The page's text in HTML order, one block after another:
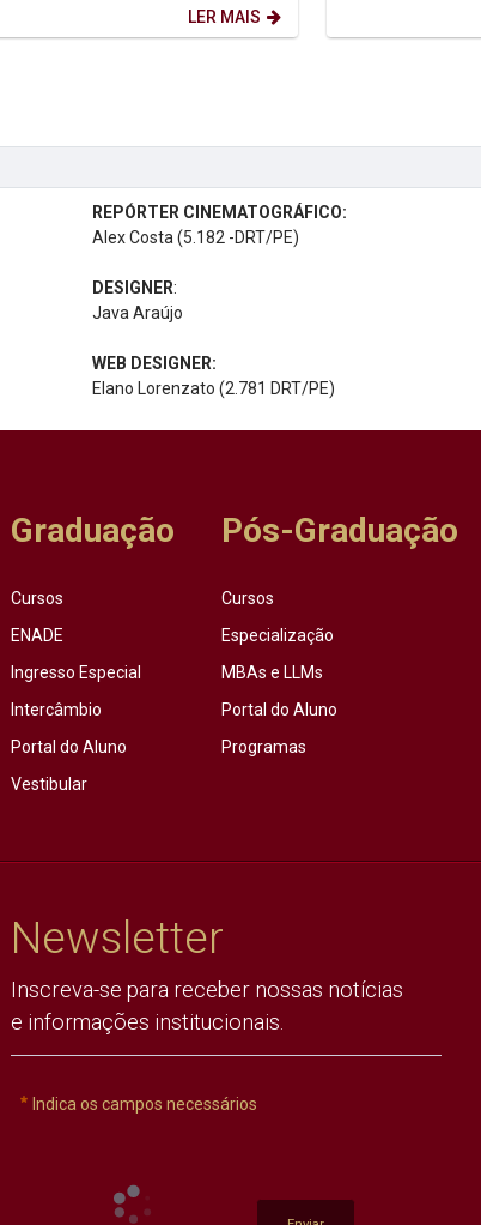
determinismo tecnológico —...LER MAIS
representantes
Medicina...
REPÓRTER CINEMATOGRÁFICO:
Alex Costa (5.182 -DRT/PE)
DESIGNER:
Java Araújo
WEB DESIGNER:
Elano Lorenzato (2.781 DRT/PE)
Graduação
Cursos
ENADE
Ingresso Especial
Intercâmbio
Portal do Aluno
Vestibular
Pós-Graduação
Cursos
Especialização
MBAs e LLMs
Portal do Aluno
Programas
Newsletter
Inscreva-se para receber nossas notícias
e informações institucionais.
Indica os campos necessários